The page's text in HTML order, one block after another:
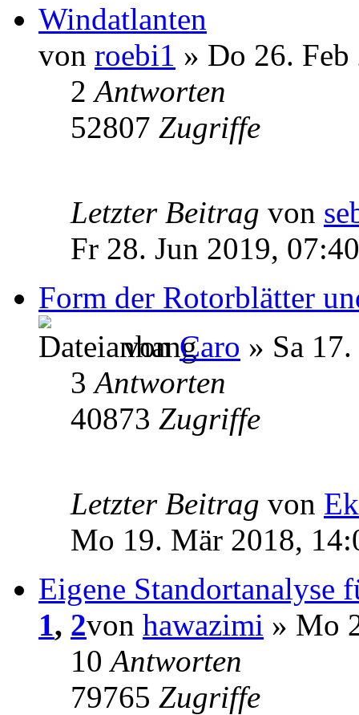
Windatlanten
von roebi1 » Do 26.
2Antworten
52807 Zugriffe
Letzter Beitrag von
Fr 28. Jun 2019, 07:40
Form der Rotorblätter
vonCaro » Sa
3Antworten
40873 Zugriffe
Letzter Beitrag von
Mo 19. Mär 2018,
Eigene Standortanalyse
1, 2von hawazimi » Mo
10Antworten
79765 Zugriffe